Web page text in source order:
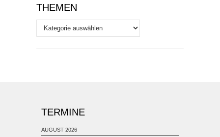
THEMEN
Themen
TERMINE
AUGUST 2026